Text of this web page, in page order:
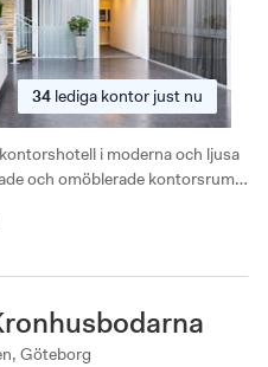
34 lediga kontor just nu
i moderna och ljusa
och omöblerade kontorsrum i
Göteborg